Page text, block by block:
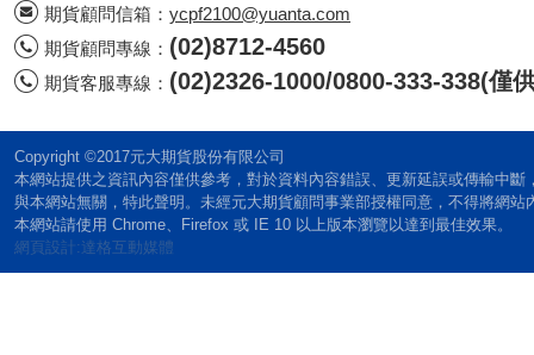
期貨顧問信箱： ycpf2100@yuanta.com
期貨顧問專線： (02)8712-4560
期貨客服專線： (02)2326-1000/0800-333-338(僅
Copyright ©2017元大期貨股份有限公司
本網站提供之資訊內容僅供參考，對於資料內容錯誤、更新延誤或傳輸中
與本網站無關，特此聲明。未經元大期貨顧問事業部授權同意，不得將網站
本網站請使用 Chrome、Firefox 或 IE 10 以上版本瀏覽以達到最佳效果。
網頁設計:達格互動媒體